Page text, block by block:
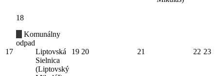
17
18
Komunálny
odpad
Liptovská
Sielnica
(Liptovský
19 20 21 22 23